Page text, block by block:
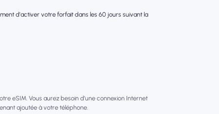
d'activer votre forfait dans les 60 jours suivant la
eSIM. Vous aurez besoin d’une connexion Internet
ajoutée à votre téléphone.